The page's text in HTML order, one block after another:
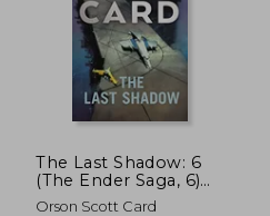
The Last Shadow: 6
(The Ender Saga, 6)
(en Inglés)
Orson Scott Card